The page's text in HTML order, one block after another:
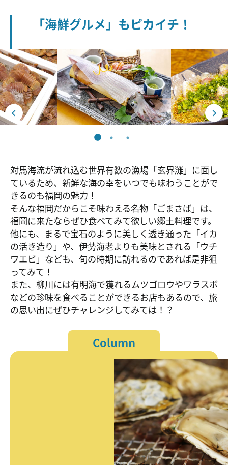
「海鮮グルメ」もピカイチ！
対馬海流が流れ込む世界有数の漁場「玄界灘」に面し
ているため、新鮮な海の幸をいつでも味わうことがで
きるのも福岡の魅力！
そんな福岡だからこそ味わえる名物「ごまさば」は、
福岡に来たならぜひ食べてみて欲しい郷土料理です。
他にも、まるで宝石のように美しく透き通った「イカ
の活き造り」や、伊勢海老よりも美味とされる「ウチ
ワエビ」なども、旬の時期に訪れるのであれば是非狙
ってみて！
また、柳川には有明海で獲れるムツゴロウやワラスボ
などの珍味を食べることができるお店もあるので、旅
の思い出にぜひチャレンジしてみては！？
Column